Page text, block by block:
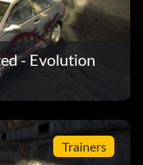
- Evolution
Trainers